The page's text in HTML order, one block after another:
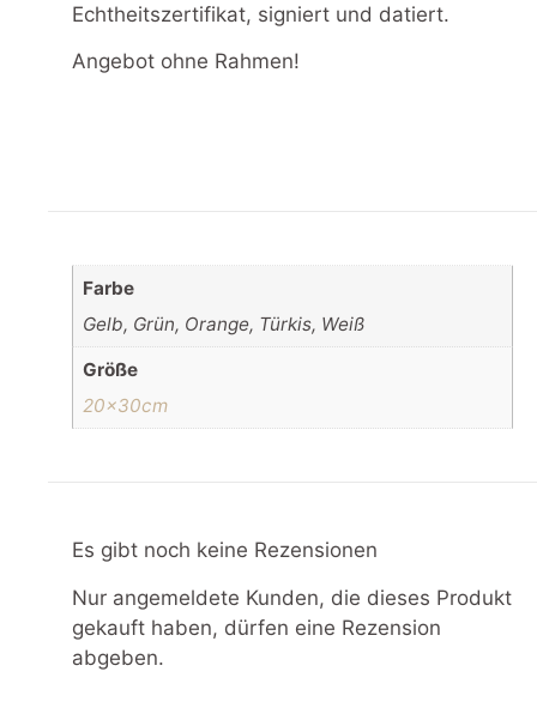
Echtheitszertifikat, signiert und datiert.
Angebot ohne Rahmen!
Farbe
Gelb, Grün, Orange, Türkis, Weiß
Größe
20x30cm
Es gibt noch keine Rezensionen
Nur angemeldete Kunden, die dieses Produkt
gekauft haben, dürfen eine Rezension
abgeben.